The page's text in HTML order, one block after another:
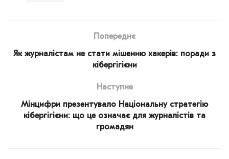
Попереднє
Як журналістам не стати мішенню хакерів: поради з
кібергігієни
Наступне
Мінцифри презентувало Національну стратегію
кібергігієни: що це означає для журналістів та
громадян